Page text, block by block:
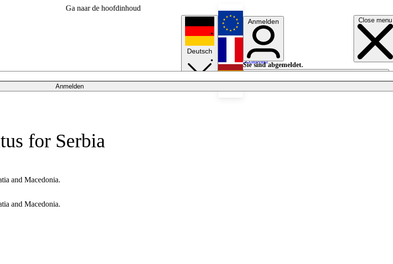
Ga naar de hoofdinhoud
Close menu
Anmelden
Deutsch
English
Français
Anmelden
Sie sind abgemeldet.
Anmelden
Licht aus
for Serbia
and Macedonia.
and Macedonia.